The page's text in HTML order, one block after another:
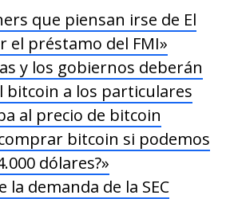
que piensan irse de El
el préstamo del FMI»
y los gobiernos deberán
bitcoin a los particulares
al precio de bitcoin
bitcoin si podemos
dólares?»
la demanda de la SEC